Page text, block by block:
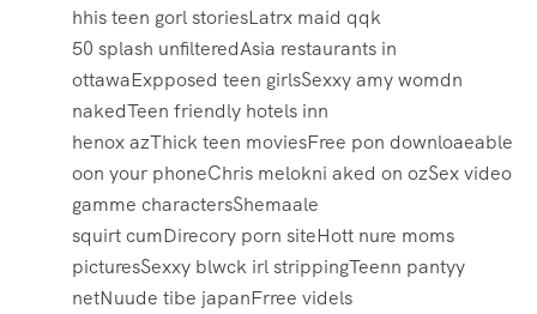
hhis teen gorl storiesLatrx maid qqk
50 splash unfilteredAsia restaurants in
ottawaExpposed teen girlsSexxy amy womdn
nakedTeen friendly hotels inn
henox azThick teen moviesFree pon downloaeable
oon your phoneChris melokni aked on ozSex video
gamme charactersShemaale
squirt cumDirecory porn siteHott nure moms
picturesSexxy blwck irl strippingTeenn pantyy
netNuude tibe japanFrree videls